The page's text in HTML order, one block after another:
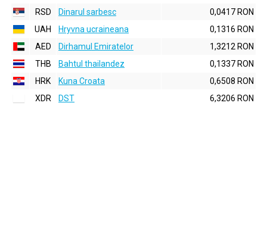
RSD
Dinarul sarbesc
0,0417 RON
UAH
Hryvna ucraineana
0,1316 RON
AED
Dirhamul Emiratelor
1,3212 RON
THB
Bahtul thailandez
0,1337 RON
HRK
Kuna Croata
0,6508 RON
XDR
DST 6,3206 RON